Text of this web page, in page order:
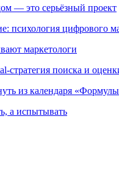
— это серьёзный проект
психология цифрового
маркетологи
стратегия поиска и
из календаря
а испытывать